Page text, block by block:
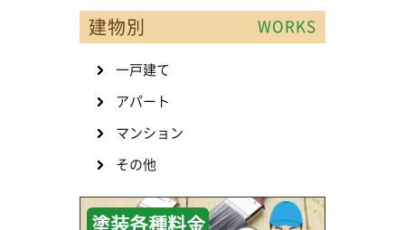
建物別 WORKS
一戸建て
アパート
マンション
その他